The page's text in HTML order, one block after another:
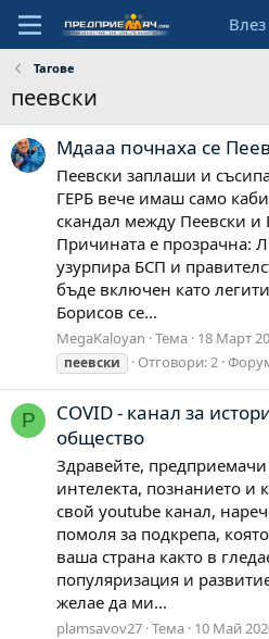
Влез
Тагове
пеевски
Мдааа почнаха се
Пеевски заплаши и
ГЕРБ вече имаш само
скандал между Пеевски и
Причината е прозрачна:
узурпира БСП и
бъде включен като
Борисов се...
MegaKaloyan Тема 18 Март
пеевски
Отговори: 2
P
COVID - канал за
общество
Здравейте,
интелекта, познанието и
свой youtube канал,
помоля за подкрепа,
ваша страна както в
популяризация и
желае да ми...
plamsavov27 Тема 10 Май